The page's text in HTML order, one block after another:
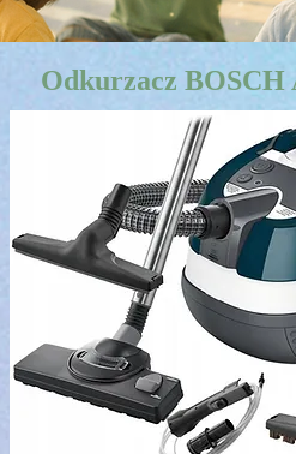
Odkurzacz BOSCH